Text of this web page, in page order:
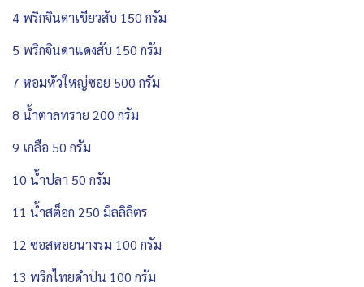
4 พริกจินดาเขียวสับ 150 กรัม
5 พริกจินดาแดงสับ 150 กรัม
7 หอมหัวใหญ่ซอย 500 กรัม
8 น้ำตาลทราย 200 กรัม
9 เกลือ 50 กรัม
10 น้ำปลา 50 กรัม
11 น้ำสต็อก 250 มิลลิลิตร
12 ซอสหอยนางรม 100 กรัม
13 พริกไทยดำป่น 100 กรัม